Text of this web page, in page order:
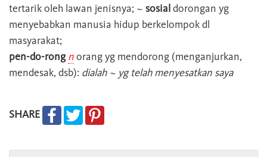
tertarik oleh lawan jenisnya; ~ sosialdorongan yg
menyebabkan manusia hidup berkelompok dl
masyarakat;
pen-do-rong norang yg mendorong (menganjurkan,
mendesak, dsb): dialah ~ yg telah menyesatkan saya
SHARE